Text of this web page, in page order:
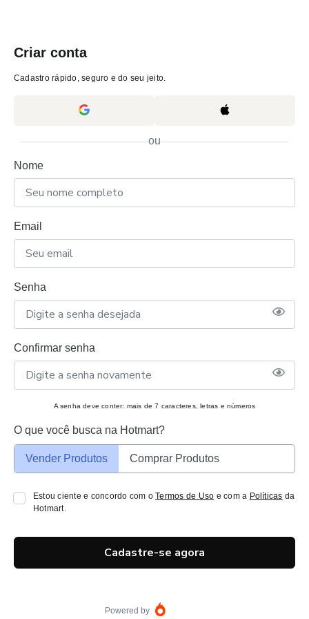
Criar conta
Cadastro rápido, seguro e do seu jeito.
ou
Nome
Email
Senha
Confirmar senha
A senha deve conter: mais de 7 caracteres, letras e números
O que você busca na Hotmart?
Vender Produtos Comprar Produtos
Estou ciente e concordo com oTermos de Uso e com a Políticas da
Hotmart.
Cadastre-se agora
Powered by